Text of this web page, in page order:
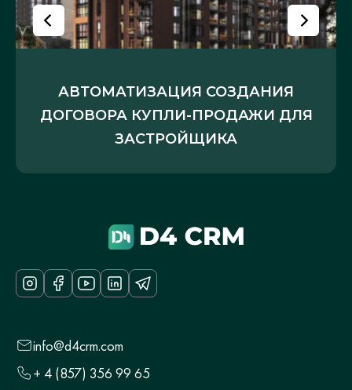
АВТОМАТИЗАЦИЯ СОЗДАНИЯ
ДОГОВОРА КУПЛИ-ПРОДАЖИ ДЛЯ
ЗАСТРОЙЩИКА
info@d4crm.com
+ 4 (857) 356 99 65